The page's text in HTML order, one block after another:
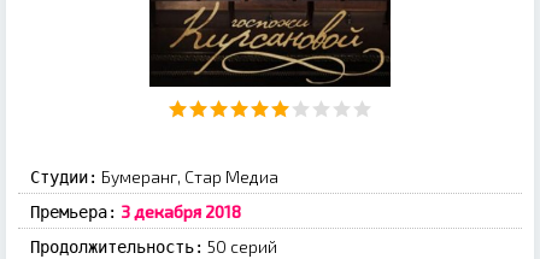
Студии: Бумеранг, Стар Медиа
Премьера: 3 декабря 2018
Продолжительность: 50 серий